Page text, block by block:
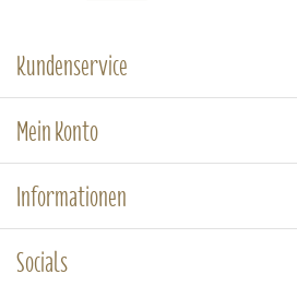
Kundenservice
Mein Konto
Informationen
Socials